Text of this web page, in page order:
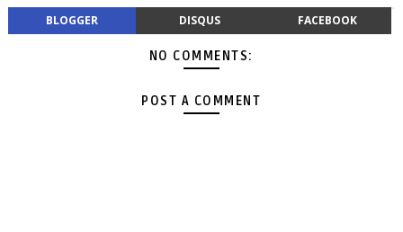
BLOGGER DISQUS FACEBOOK
NO COMMENTS:
POST A COMMENT